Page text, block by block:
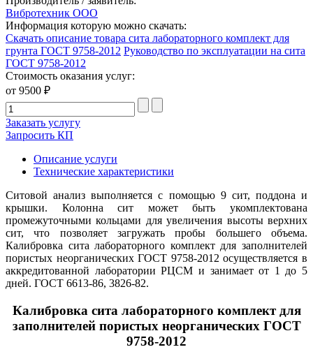
Вибротехник ООО
Информация которую можно скачать:
Скачать описание товара сита лабораторного комплект для
грунта ГОСТ 9758-2012 Руководство по эксплуатации на сита
ГОСТ 9758-2012
Стоимость оказания услуг:
от 9500 ₽
Заказать услугу
Запросить КП
Описание услуги
Технические характеристики
Ситовой анализ выполняется с помощью 9 сит, поддона и
крышки. Колонна сит может быть укомплектована
промежуточными кольцами для увеличения высоты верхних
сит, что позволяет загружать пробы большего объема.
Калибровка сита лабораторного комплект для заполнителей
пористых неорганических ГОСТ 9758-2012 осуществляется в
аккредитованной лаборатории РЦСМ и занимает от 1 до 5
дней. ГОСТ 6613-86, 3826-82.
Калибровка сита лабораторного комплект для
заполнителей пористых неорганических ГОСТ
9758-2012